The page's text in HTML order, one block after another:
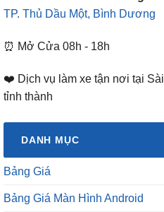
TP. Thủ Dầu Một, Bình Dương
⏰ Mở Cửa 08h - 18h
❤️ Dịch vụ làm xe tận nơi tại
tỉnh thành
DANH MỤC
Bảng Giá
Bảng Giá Màn Hình Android